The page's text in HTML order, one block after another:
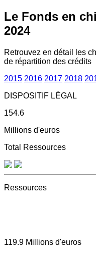
Le Fonds en
2024
Retrouvez en détail les
de répartition des crédits
2015 2016 2017 2018
DISPOSITIF LÉGAL
154.6
Millions d'euros
Total Ressources
Ressources
119.9 Millions d'euros